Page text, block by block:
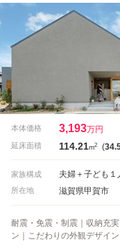
本体価格 3,193万円
延床面積 114.21m2 (
家族構成 夫婦＋子ども１
所在地 滋賀県甲賀市
耐震・免震・制震｜収納充
ン｜こだわりの外観デザイ